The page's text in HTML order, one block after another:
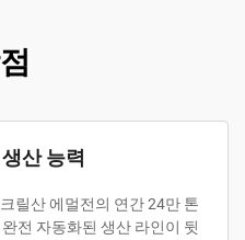
산 능력
릴산 에멀전의 연간 24만 톤
전 자동화된 생산 라인이 뒷